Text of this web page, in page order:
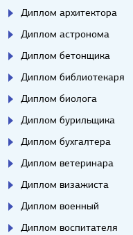
Диплом архитектора
Диплом астронома
Диплом бетонщика
Диплом библиотекаря
Диплом биолога
Диплом бурильщика
Диплом бухгалтера
Диплом ветеринара
Диплом визажиста
Диплом военный
Диплом воспитателя